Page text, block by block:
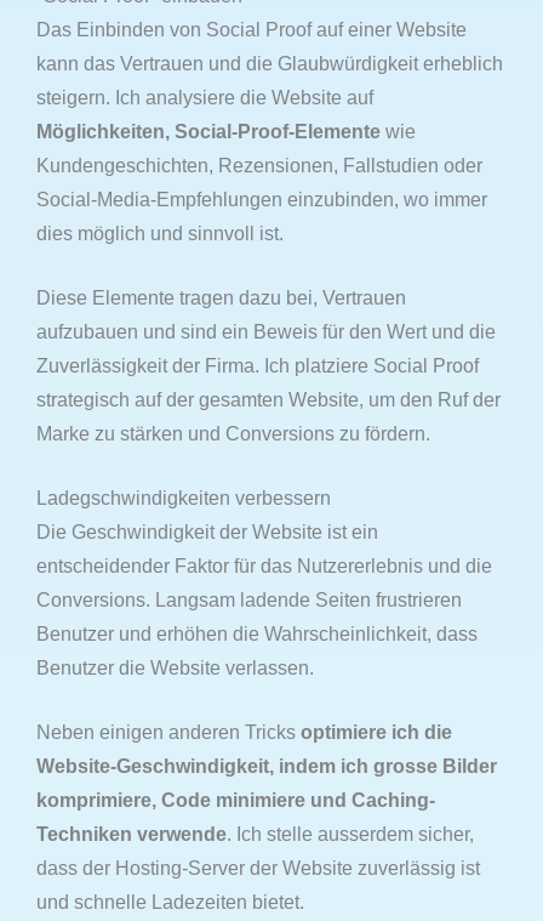
Das Einbinden von Social Proof auf einer Website
kann das Vertrauen und die Glaubwürdigkeit erheblich
steigern. Ich analysiere die Website auf
Möglichkeiten, Social-Proof-Elemente wie
Kundengeschichten, Rezensionen, Fallstudien oder
Social-Media-Empfehlungen einzubinden, wo immer
dies möglich und sinnvoll ist.
Diese Elemente tragen dazu bei, Vertrauen
aufzubauen und sind ein Beweis für den Wert und die
Zuverlässigkeit der Firma. Ich platziere Social Proof
strategisch auf der gesamten Website, um den Ruf der
Marke zu stärken und Conversions zu fördern.
Ladegschwindigkeiten verbessern
Die Geschwindigkeit der Website ist ein
entscheidender Faktor für das Nutzererlebnis und die
Conversions. Langsam ladende Seiten frustrieren
Benutzer und erhöhen die Wahrscheinlichkeit, dass
Benutzer die Website verlassen.
Neben einigen anderen Tricks optimiere ich die
Website-Geschwindigkeit, indem ich grosse Bilder
komprimiere, Code minimiere und Caching-
Techniken verwende. Ich stelle ausserdem sicher,
dass der Hosting-Server der Website zuverlässig ist
und schnelle Ladezeiten bietet.